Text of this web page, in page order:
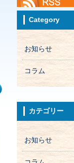
Category
お知らせ
コラム
カテゴリー
お知らせ